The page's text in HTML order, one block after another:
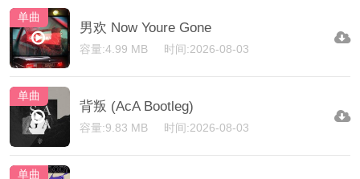
单曲
男欢 Now Youre Gone
容量:4.99 MB 时间:2026-08-03
单曲
背叛 (AcA Bootleg)
容量:9.83 MB 时间:2026-08-03
单曲